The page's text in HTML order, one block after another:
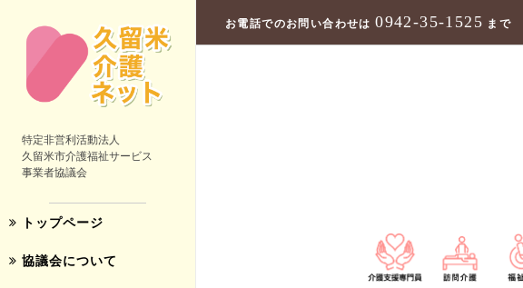
特定非営利活動法人
久留米市介護福祉サービス
事業者協議会
トップページ
協議会について
お電話でのお問い合わせは0942-35-1525 まで